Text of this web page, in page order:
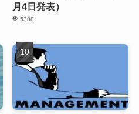
月4日発表）
5388